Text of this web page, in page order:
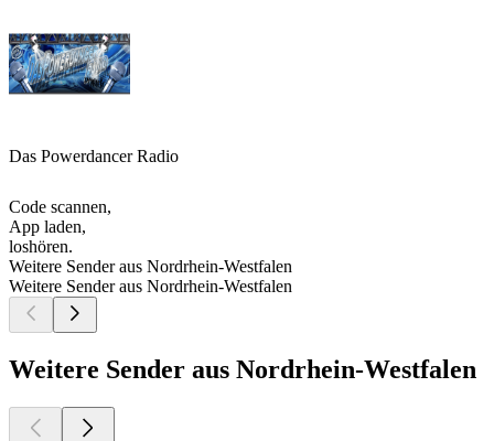
Das Powerdancer Radio
Code scannen,
App laden,
loshören.
Weitere Sender aus Nordrhein-Westfalen
Weitere Sender aus Nordrhein-Westfalen
Weitere Sender aus Nordrhein-Westfalen